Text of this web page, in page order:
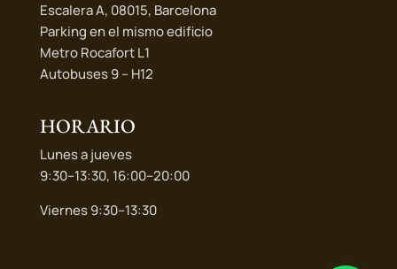
Escalera A, 08015, Barcelona
Parking en el mismo edificio
Metro Rocafort L1
Autobuses 9 – H12
HORARIO
Lunes a jueves
9:30–13:30, 16:00–20:00
Viernes 9:30–13:30